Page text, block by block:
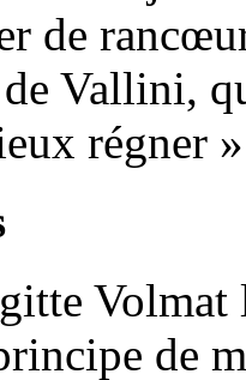
de
Vallini,
régner
Volmat
de